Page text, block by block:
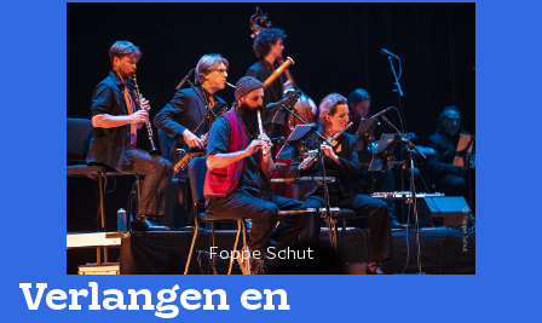
Foppe Schut
Verlangen en